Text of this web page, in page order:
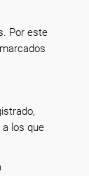
Por este
los que